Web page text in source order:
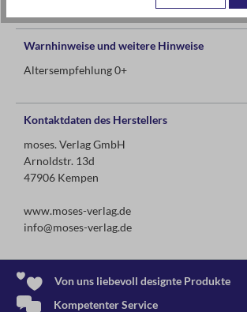
Warnhinweise und weitere Hinweise
Altersempfehlung 0+
Kontaktdaten des Herstellers
moses. Verlag GmbH
Arnoldstr. 13d
47906 Kempen
www.moses-verlag.de
info@moses-verlag.de
Von uns liebevoll designte Produkte
Kompetenter Service